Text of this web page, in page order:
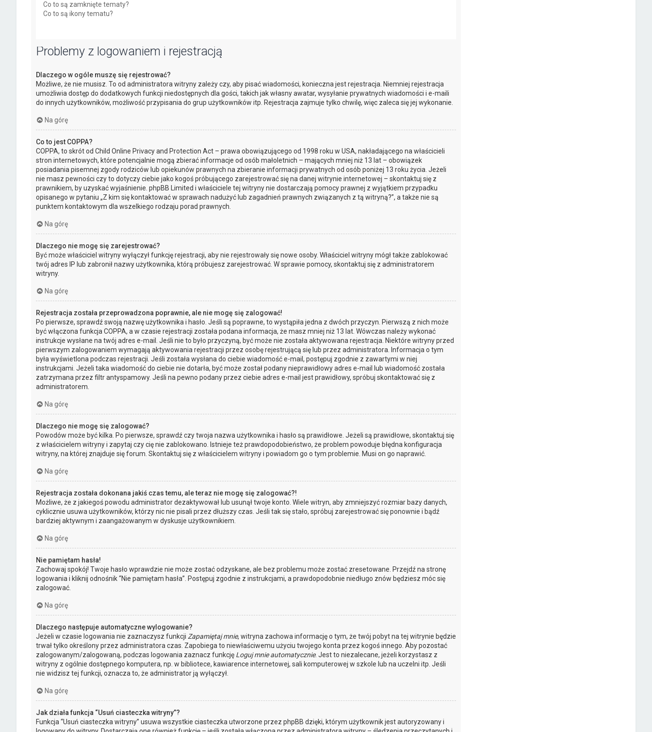
Co to są zamknięte tematy?
Co to są ikony tematu?
Problemy z logowaniem i rejestracją
Dlaczego w ogóle muszę się rejestrować?
Możliwe, że nie musisz. To od administratora witryny zależy czy, aby pisać wiadomości, konieczna jest rejestracja. Niemniej rejestracja
umożliwia dostęp do dodatkowych funkcji niedostępnych dla gości, takich jak własny awatar, wysyłanie prywatnych wiadomości i e-maili
do innych użytkowników, możliwość przypisania do grup użytkowników itp. Rejestracja zajmuje tylko chwilę, więc zaleca się jej wykonanie.
Na górę
Co to jest COPPA?
COPPA, to skrót od Child Online Privacy and Protection Act – prawa obowiązującego od 1998 roku w USA, nakładającego na właścicieli
stron internetowych, które potencjalnie mogą zbierać informacje od osób małoletnich – mających mniej niż 13 lat – obowiązek
posiadania pisemnej zgody rodziców lub opiekunów prawnych na zbieranie informacji prywatnych od osób poniżej 13 roku życia. Jeżeli
nie masz pewności czy to dotyczy ciebie jako kogoś próbującego zarejestrować się na danej witrynie internetowej – skontaktuj się z
prawnikiem, by uzyskać wyjaśnienie. phpBB Limited i właściciele tej witryny nie dostarczają pomocy prawnej z wyjątkiem przypadku
opisanego w pytaniu „Z kim się kontaktować w sprawach nadużyć lub zagadnień prawnych związanych z tą witryną?”, a także nie są
punktem kontaktowym dla wszelkiego rodzaju porad prawnych.
Na górę
Dlaczego nie mogę się zarejestrować?
Być może właściciel witryny wyłączył funkcję rejestracji, aby nie rejestrowały się nowe osoby. Właściciel witryny mógł także zablokować
twój adres IP lub zabronił nazwy użytkownika, którą próbujesz zarejestrować. W sprawie pomocy, skontaktuj się z administratorem
witryny.
Na górę
Rejestracja została przeprowadzona poprawnie, ale nie mogę się zalogować!
Po pierwsze, sprawdź swoją nazwę użytkownika i hasło. Jeśli są poprawne, to wystąpiła jedna z dwóch przyczyn. Pierwszą z nich może
być włączona funkcja COPPA, a w czasie rejestracji została podana informacja, że masz mniej niż 13 lat. Wówczas należy wykonać
instrukcje wysłane na twój adres e-mail. Jeśli nie to było przyczyną, być może nie została aktywowana rejestracja. Niektóre witryny przed
pierwszym zalogowaniem wymagają aktywowania rejestracji przez osobę rejestrującą się lub przez administratora. Informacja o tym
była wyświetlona podczas rejestracji. Jeśli została wysłana do ciebie wiadomość e-mail, postępuj zgodnie z zawartymi w niej
instrukcjami. Jeżeli taka wiadomość do ciebie nie dotarła, być może został podany nieprawidłowy adres e-mail lub wiadomość została
zatrzymana przez filtr antyspamowy. Jeśli na pewno podany przez ciebie adres e-mail jest prawidłowy, spróbuj skontaktować się z
administratorem.
Na górę
Dlaczego nie mogę się zalogować?
Powodów może być kilka. Po pierwsze, sprawdź czy twoja nazwa użytkownika i hasło są prawidłowe. Jeżeli są prawidłowe, skontaktuj się
z właścicielem witryny i zapytaj czy cię nie zablokowano. Istnieje też prawdopodobieństwo, że problem powoduje błędna konfiguracja
witryny, na której znajduje się forum. Skontaktuj się z właścicielem witryny i powiadom go o tym problemie. Musi on go naprawić.
Na górę
Rejestracja została dokonana jakiś czas temu, ale teraz nie mogę się zalogować?!
Możliwe, że z jakiegoś powodu administrator dezaktywował lub usunął twoje konto. Wiele witryn, aby zmniejszyć rozmiar bazy danych,
cyklicznie usuwa użytkowników, którzy nic nie pisali przez dłuższy czas. Jeśli tak się stało, spróbuj zarejestrować się ponownie i bądź
bardziej aktywnym i zaangażowanym w dyskusje użytkownikiem.
Na górę
Nie pamiętam hasła!
Zachowaj spokój! Twoje hasło wprawdzie nie może zostać odzyskane, ale bez problemu może zostać zresetowane. Przejdź na stronę
logowania i kliknij odnośnik “Nie pamiętam hasła”. Postępuj zgodnie z instrukcjami, a prawdopodobnie niedługo znów będziesz móc się
zalogować.
Na górę
Dlaczego następuje automatyczne wylogowanie?
Jeżeli w czasie logowania nie zaznaczysz funkcji Zapamiętaj mnie, witryna zachowa informację o tym, że twój pobyt na tej witrynie będzie
trwał tylko określony przez administratora czas. Zapobiega to niewłaściwemu użyciu twojego konta przez kogoś innego. Aby pozostać
zalogowanym/zalogowaną, podczas logowania zaznacz funkcję Loguj mnie automatycznie. Jest to niezalecane, jeżeli korzystasz z
witryny z ogólnie dostępnego komputera, np. w bibliotece, kawiarence internetowej, sali komputerowej w szkole lub na uczelni itp. Jeśli
nie widzisz tej funkcji, oznacza to, że administrator ją wyłączył.
Na górę
Jak działa funkcja “Usuń ciasteczka witryny”?
Funkcja “Usuń ciasteczka witryny” usuwa wszystkie ciasteczka utworzone przez phpBB dzięki, którym użytkownik jest autoryzowany i